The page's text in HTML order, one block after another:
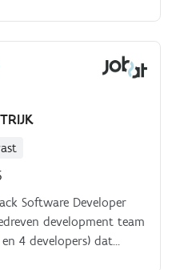
Software Developer
development team
4 developers) dat